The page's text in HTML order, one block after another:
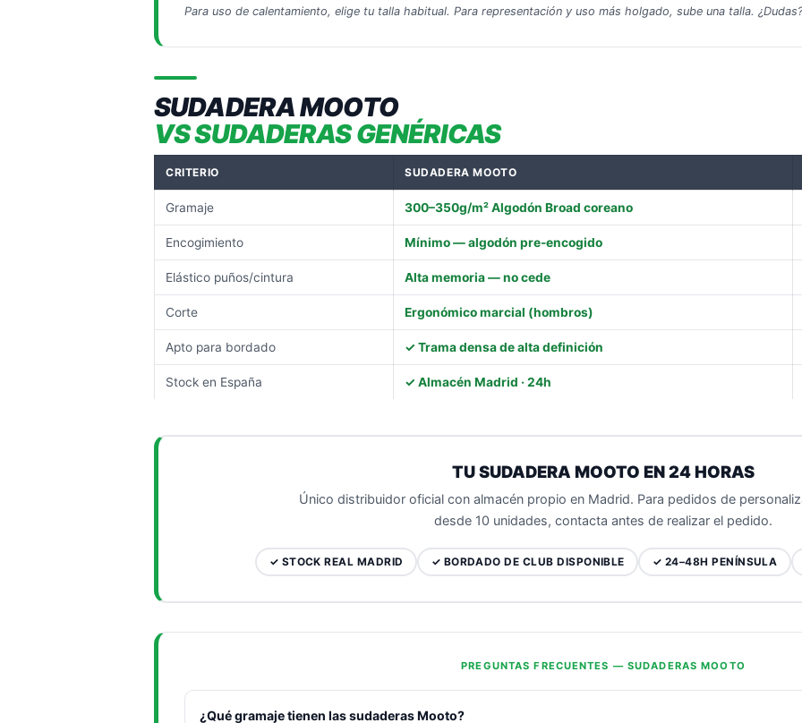
Para uso de calentamiento, elige tu talla habitual. Para representación y uso más holgado, sube una talla.
SUDADERA MOOTO
VS SUDADERAS GENÉRICAS
CRITERIO SUDADERA MOOTO
Gramaje 300–350g/m² Algodón Broad coreano
Encogimiento Mínimo — algodón pre-encogido
Elástico puños/cintura Alta memoria — no cede
Corte Ergonómico marcial (hombros)
Apto para bordado ✓ Trama densa de alta definición
Stock en España ✓ Almacén Madrid · 24h
TU SUDADERA MOOTO EN 24 HORAS
Único distribuidor oficial con almacén propio en Madrid. Para pedidos de
desde 10 unidades, contacta antes de realizar el pedido.
✓ STOCK REAL MADRID ✓ BORDADO DE CLUB DISPONIBLE ✓ 24–48H PENÍNSULA
PREGUNTAS FRECUENTES — SUDADERAS MOOTO
¿Qué gramaje tienen las sudaderas Mooto?